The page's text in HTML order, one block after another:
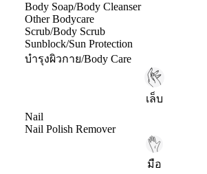
Body Soap/Body Cleanser
Other Bodycare
Scrub/Body Scrub
Sunblock/Sun Protection
บำรุงผิวกาย/Body Care
เล็บ
Nail
Nail Polish Remover
มือ